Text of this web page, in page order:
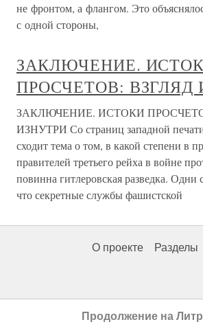
не фронтом, а флангом. Это
с одной стороны,
ЗАКЛЮЧЕНИЕ.
ПРОСЧЕТОВ: ВЗГЛЯД
ЗАКЛЮЧЕНИЕ. ИСТОКИ
ИЗНУТРИ Со страниц западной
сходит тема о том, в какой степени в
правителей третьего рейха в войне
повинна гитлеровская разведка. Одни
что секретные службы фашистской
О проекте Разделы
Продолжение на